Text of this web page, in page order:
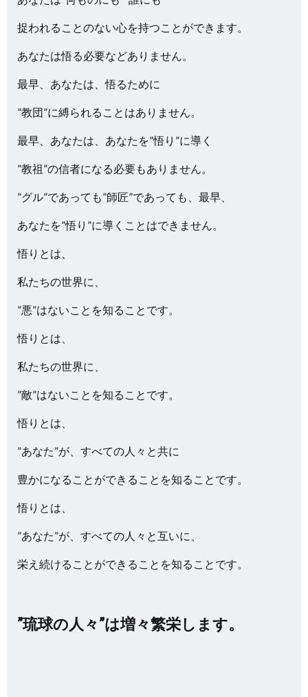
捉われることのない心を持つことができます。
あなたは悟る必要などありません。
最早、あなたは、悟るために
”教団”に縛られることはありません。
最早、あなたは、あなたを”悟り”に導く
”教祖”の信者になる必要もありません。
”グル”であっても”師匠”であっても、最早、
あなたを”悟り”に導くことはできません。
悟りとは、
私たちの世界に、
”悪”はないことを知ることです。
悟りとは、
私たちの世界に、
”敵”はないことを知ることです。
悟りとは、
”あなた”が、すべての人々と共に
豊かになることができることを知ることです。
悟りとは、
”あなた”が、すべての人々と互いに、
栄え続けることができることを知ることです。
”琉球の人々”は増々繁栄します。